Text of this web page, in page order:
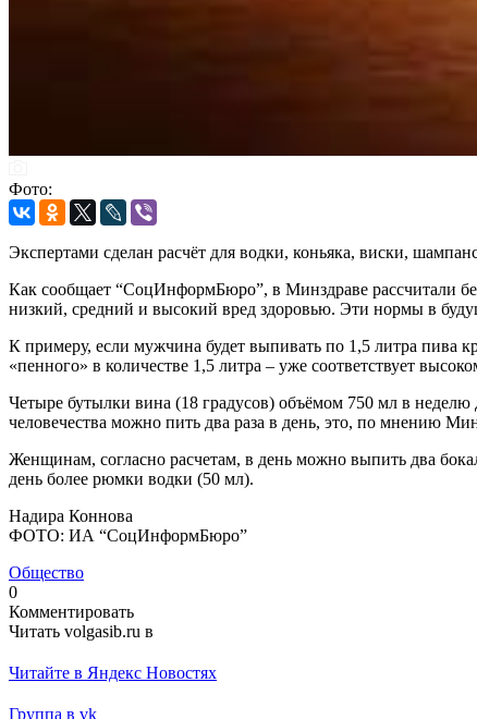
Фото:
Экспертами сделан расчёт для водки, коньяка, виски,
Как сообщает “СоцИнформБюро”, в Минздраве рассчитали
низкий, средний и высокий вред здоровью. Эти нормы в
К примеру, если мужчина будет выпивать по 1,5 литра пива
«пенного» в количестве 1,5 литра – уже соответствует
Четыре бутылки вина (18 градусов) объёмом 750 мл в
человечества можно пить два раза в день, это, по мнению
Женщинам, согласно расчетам, в день можно выпить два
день более рюмки водки (50 мл).
Надира Коннова
ФОТО: ИА “СоцИнформБюро”
Общество
0
Комментировать
Читать volgasib.ru в
Читайте в Яндекс Новостях
Группа в vk